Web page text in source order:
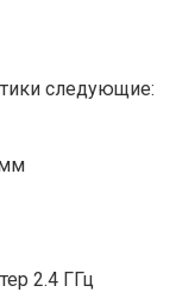
следующие:
2.4 ГГц